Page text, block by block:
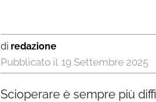
di redazione
19 Settembre 2025
Scioperare è sempre più